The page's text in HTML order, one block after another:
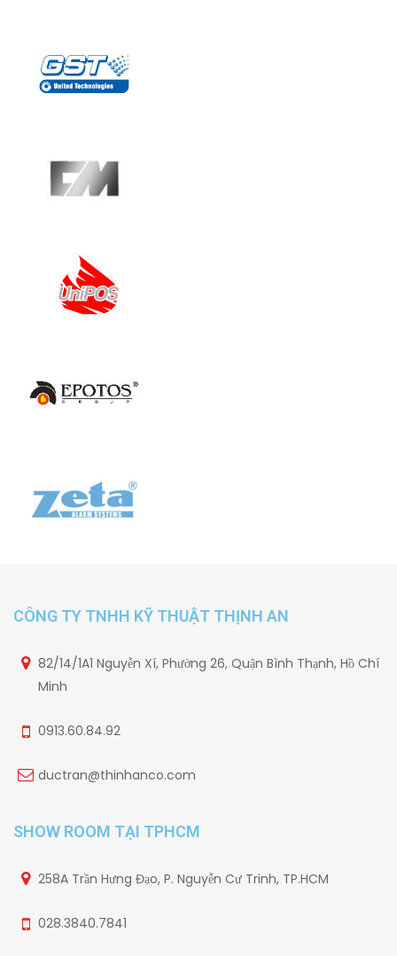
CÔNG TY TNHH KỸ THUẬT THỊNH AN
82/14/1A1 Nguyễn Xí, Phường 26, Quận Bình Thạnh, Hồ Chí
Minh
0913.60.84.92
ductran@thinhanco.com
SHOW ROOM TẠI TPHCM
258A Trần Hưng Đạo, P. Nguyễn Cư Trinh, TP.HCM
028.3840.7841